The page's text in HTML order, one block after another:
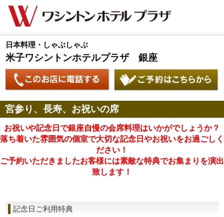
日本料理・しゃぶしゃぶ
米子ワシントンホテルプラザ 銀座
宮参り、長寿、お祝いの席
お祝いや記念日で銀座自慢の会席料理はいかがでしょうか？
落ち着いた雰囲気の個室で大切な記念日やお祝いをお過ごしく
ださい！
ご予約いただきましたお客様には素敵な特典でお集まりを演出
致します！
記念日ご利用特典